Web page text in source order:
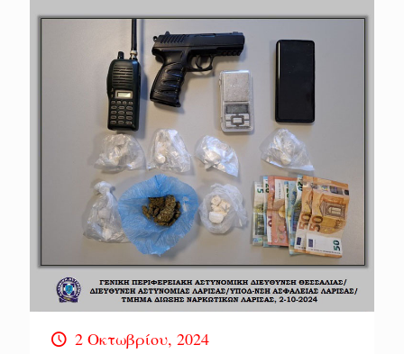
2 Οκτωβρίου, 2024